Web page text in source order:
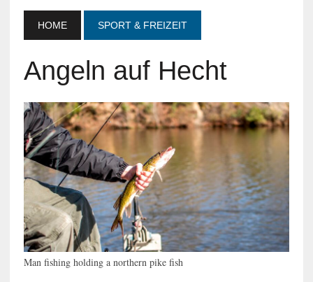
HOME SPORT & FREIZEIT
Angeln auf Hecht
Man fishing holding a northern pike fish